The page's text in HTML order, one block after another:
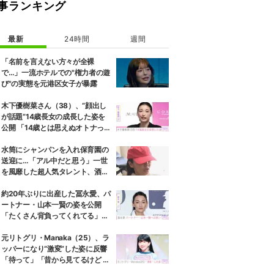
ランキング
最新 24時間 週間
「名前を言えない方々が全裸
で…」一流ホテルでの"権力者の遊
び"の実態を元港区女子が暴露
木下優樹菜さん（38）、“顔出し
が話題”14歳長女の成長した姿を
公開 「14歳とは思えぬオトナっぽ
ぎる」など反響
水筒にシャンパンを入れ保育園の
送迎に…「アル中だと思う」一世
を風靡した超人気タレント、酒漬
約20年ぶりに出産した冨永愛、パ
ートナー・山本一賢の姿を公開
「たくさん背負ってくれてる」感
元リトグリ・Manaka（25）、ラ
ッパーになり“激変”した姿に反響
「待って」「昔から見てるけど 最